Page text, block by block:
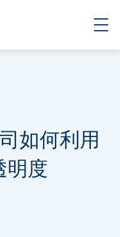
如何利用
明度